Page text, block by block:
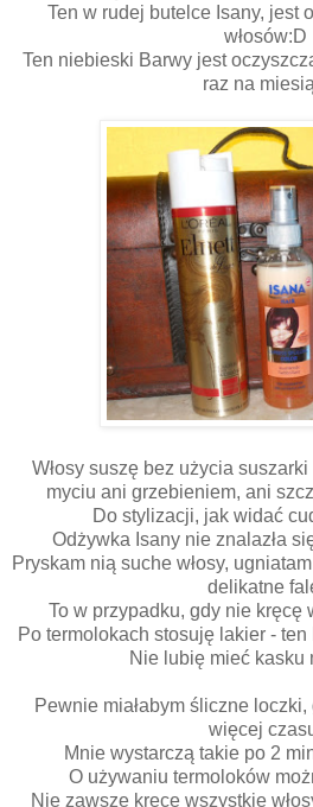
Ten w rudej butelce Isany, jest
włosów:D
Ten niebieski Barwy jest
raz na
Włosy suszę bez użycia
myciu ani grzebieniem, ani
Do stylizacji, jak widać
Odżywka Isany nie znalazła
Pryskam nią suche włosy,
delikatne
To w przypadku, gdy nie kręcę
Po termolokach stosuję lakier -
Nie lubię mieć kasku
Pewnie miałabym śliczne
więcej
Mnie wystarczą takie po 2
O używaniu termoloków
Nie zawsze kręcę wszystkie